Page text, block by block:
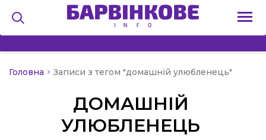
Головна Записи з тегом "домашній улюбленець"
ДОМАШНІЙ
УЛЮБЛЕНЕЦЬ